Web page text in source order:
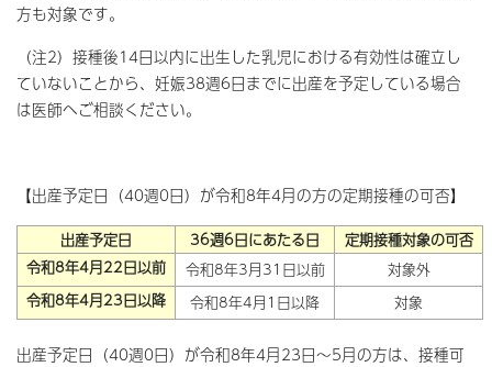
方も対象です。
（注2）接種後14日以内に出生した乳児における有効性は確立し
ていないことから、妊娠38週6日までに出産を予定している場合
は医師へご相談ください。
【出産予定日（40週0日）が令和8年4月の方の定期接種の可否】
出産予定日 36週6日にあたる日
定期接種対象の可否
令和8年4月22日以前
令和8年3月31日以前
対象外
令和8年4月23日以降
令和8年4月1日以降 対象
出産予定日（40週0日）が令和8年4月23日～5月の方は、接種可